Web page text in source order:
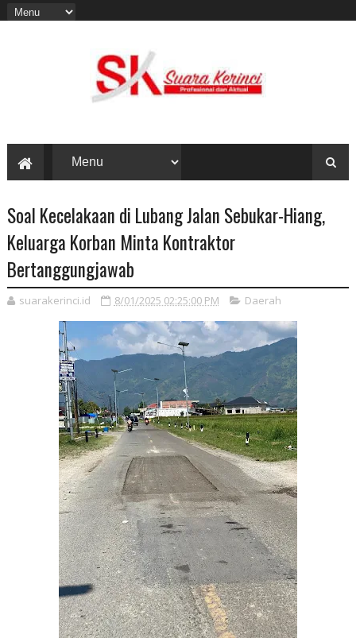
Soal Kecelakaan di Lubang Jalan Sebukar-Hiang,
Keluarga Korban Minta Kontraktor
Bertanggungjawab
suarakerinci.id 8/01/2025 02:25:00 PM Daerah